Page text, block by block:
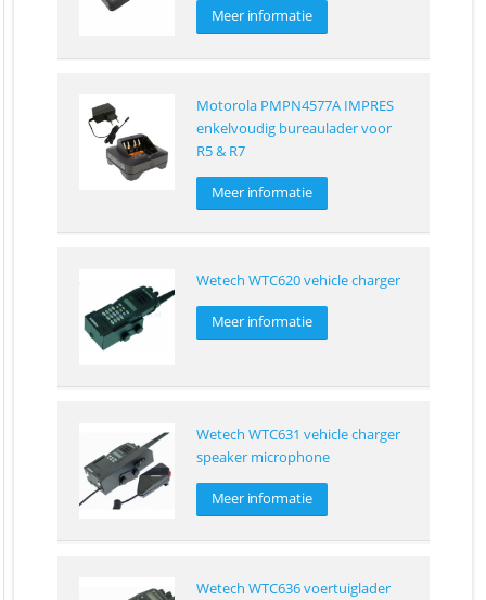
Meer informatie
Motorola PMPN4577A IMPRES
enkelvoudig bureaulader voor
R5 & R7
Meer informatie
Wetech WTC620 vehicle charger
Meer informatie
Wetech WTC631 vehicle charger
speaker microphone
Meer informatie
Wetech WTC636 voertuiglader